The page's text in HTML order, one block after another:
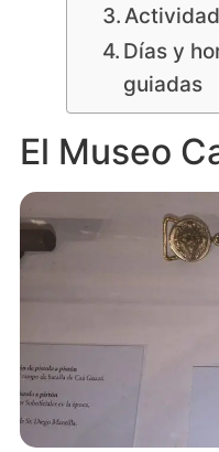
Días y
guiadas
El Museo